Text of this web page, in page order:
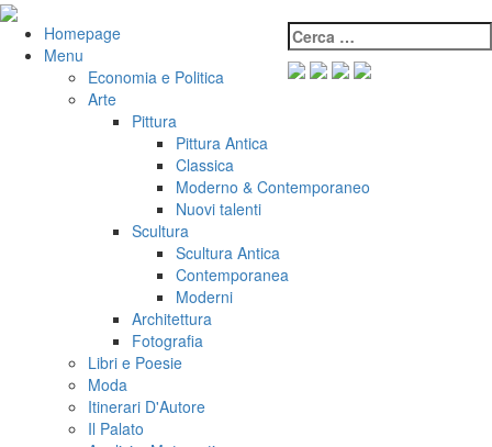
Salta
contenuto
VeniVidiVici Cerca:
Homepage
Menu
Economia e Politica
Arte
Pittura
Pittura Antica
Classica
Moderno & Contemporaneo
Nuovi talenti
Scultura
Scultura Antica
Contemporanea
Moderni
Architettura
Fotografia
Libri e Poesie
Moda
Itinerari D'Autore
Il Palato